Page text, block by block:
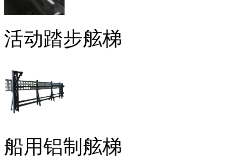
活动踏步舷梯
船用铝制舷梯